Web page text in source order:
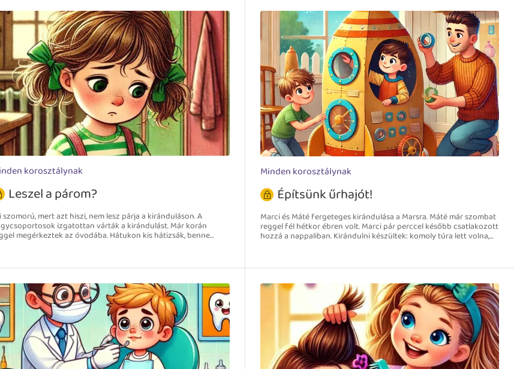
korosztálynak
Leszel a párom?
szomorú, mert azt hiszi, nem lesz párja a kiránduláson. A
izgatottan várták a kirándulást. Már korán
megérkeztek az óvodába. Hátukon kis hátizsák, benne
Minden korosztálynak
Építsünk űrhajót!
Marci és Máté fergeteges kirándulása a Marsra. Máté már szombat
reggel fél hétkor ébren volt. Marci pár perccel később csatlakozott
hozzá a nappaliban. Kirándulni készültek: komoly túra lett volna,